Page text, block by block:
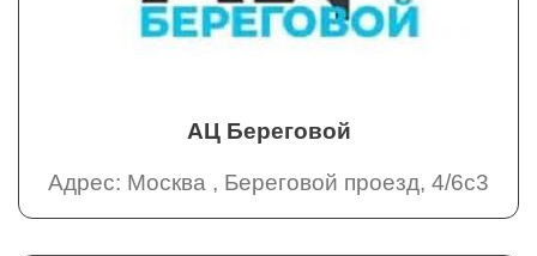
АЦ Береговой
Адрес: Москва , Береговой проезд, 4/6с3